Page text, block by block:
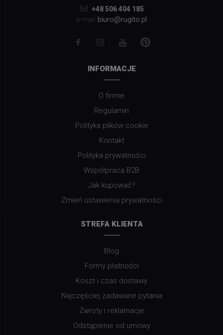
tel.
+48 506 404 185
e-mail: biuro@rugito.pl
INFORMACJE
O firmie
Regulamin
Polityka plików cookie
Kontakt
Polityka prywatności
Współpraca B2B
Jak kupować?
Zmień ustawienia prywatności
STREFA KLIENTA
Blog
Formy płatności
Koszt i czas dostawy
Najczęściej zadawane pytania
Zwroty i reklamacje
Odstąpienie od umowy